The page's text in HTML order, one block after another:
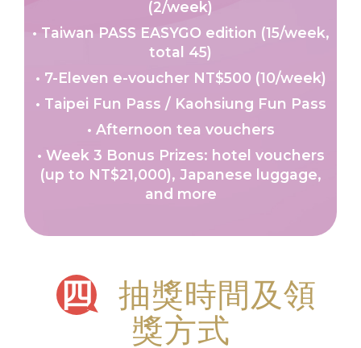
(2/week)
• Taiwan PASS EASYGO edition (15/week,
total 45)
• 7-Eleven e-voucher NT$500 (10/week)
• Taipei Fun Pass / Kaohsiung Fun Pass
• Afternoon tea vouchers
• Week 3 Bonus Prizes: hotel vouchers
(up to NT$21,000), Japanese luggage,
and more
四
抽獎時間及領
獎方式